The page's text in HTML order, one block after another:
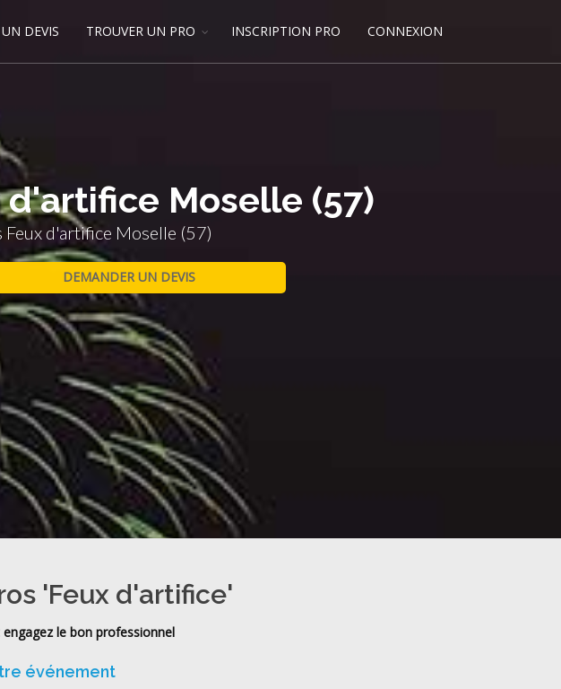
DEVIS TROUVER UN PRO INSCRIPTION PRO CONNEXION
Moselle (57)
d'artifice Moselle (57)
'Feux d'artifice'
le bon professionnel
événement